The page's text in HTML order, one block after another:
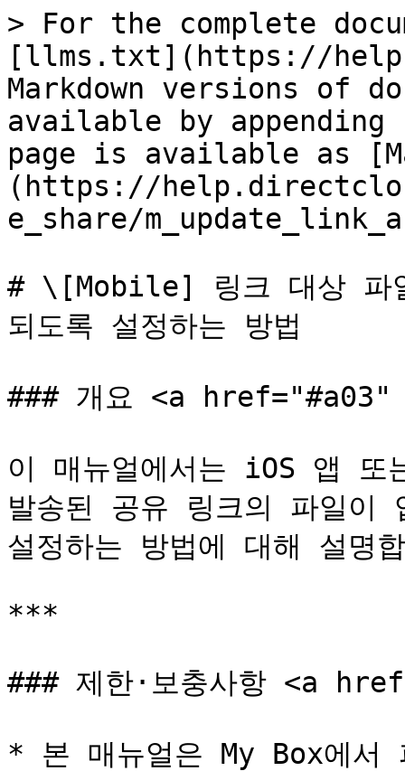
> For the complete
[llms.txt](https://
Markdown versions of
available by
page is available as
(https://
e_share/
# \[Mobile] 링크 대상 파
되도록 설정하는 방법
### 개요 <a
이 매뉴얼에서는 iOS 앱
발송된 공유 링크의 파일이
설정하는 방법에 대해 설명
***
### 제한·보충사항 <a
* 본 매뉴얼은 My Box에서